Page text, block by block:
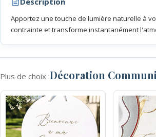
Apportez une touche de lumière naturelle à
contrainte et transforme instantanément
Plus de choix :Décoration